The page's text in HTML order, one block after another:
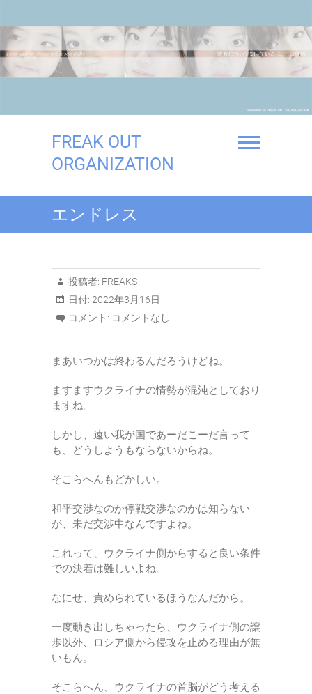
content
FREAK OUT
ORGANIZATION
エンドレス
投稿者: FREAKS
日付: 2022年3月16日
コメント: コメントなし
まあいつかは終わるんだろうけどね。
ますますウクライナの情勢が混沌としており
ますね。
しかし、遠い我が国であーだこーだ言って
も、どうしようもならないからね。
そこらへんもどかしい。
和平交渉なのか停戦交渉なのかは知らない
が、未だ交渉中なんですよね。
これって、ウクライナ側からすると良い条件
での決着は難しいよね。
なにせ、責められているほうなんだから。
一度動き出しちゃったら、ウクライナ側の譲
歩以外、ロシア側から侵攻を止める理由が無
いもん。
そこらへん、ウクライナの首脳がどう考える